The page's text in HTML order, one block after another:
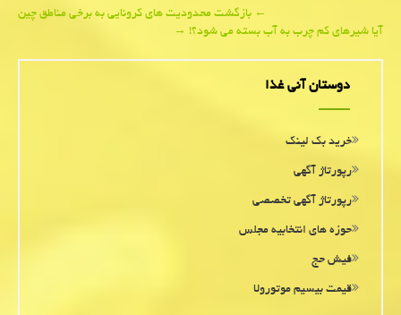
navigation
←بازگشت محدودیت های كرونایی به برخی مناطق چین
آیا شیرهای كم چرب به آب بسته می شود؟!→
دوستان آنی غذا
خرید بک لینک
رپورتاژ آگهی
رپورتاژ آگهی تخصصی
حوزه های انتخابیه مجلس
فیش حج
قیمت بیسیم موتورولا